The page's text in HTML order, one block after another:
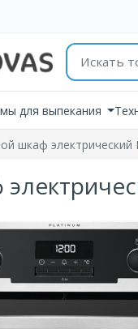
Поиск
для выпекания
шкаф электрический